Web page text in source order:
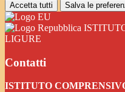
Accetta tutti Salva le
LIGURE
Contatti
ISTITUTO